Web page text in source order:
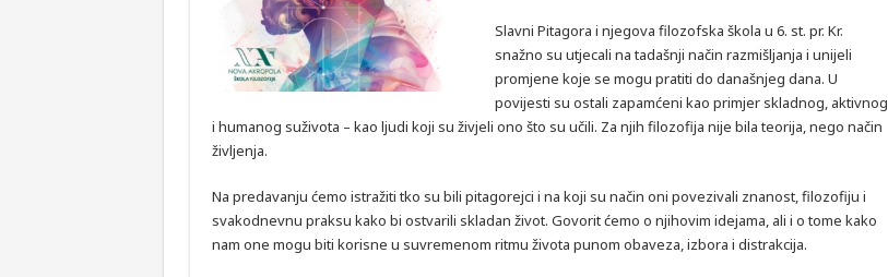
Slavni Pitagora i njegova filozofska škola u 6. st. pr. Kr.
snažno su utjecali na tadašnji način razmišljanja i unijeli
promjene koje se mogu pratiti do današnjeg dana. U
povijesti su ostali zapamćeni kao primjer skladnog, aktivnog
i humanog suživota – kao ljudi koji su živjeli ono što su učili. Za njih filozofija nije bila teorija, nego način
življenja.
Na predavanju ćemo istražiti tko su bili pitagorejci i na koji su način oni povezivali znanost, filozofiju i
svakodnevnu praksu kako bi ostvarili skladan život. Govorit ćemo o njihovim idejama, ali i o tome kako
nam one mogu biti korisne u suvremenom ritmu života punom obaveza, izbora i distrakcija.